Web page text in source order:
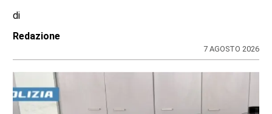
di
Redazione
7 AGOSTO 2026